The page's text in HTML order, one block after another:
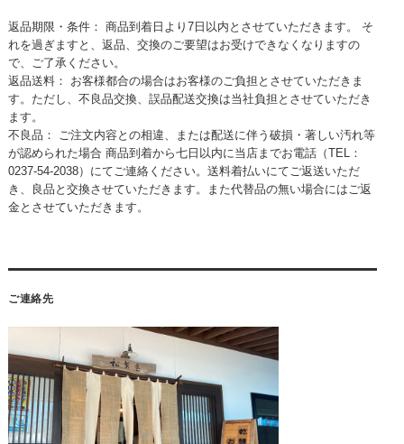
返品期限・条件： 商品到着日より7日以内とさせていただきます。 そ
れを過ぎますと、返品、交換のご要望はお受けできなくなりますの
で、ご了承ください。
返品送料： お客様都合の場合はお客様のご負担とさせていただきま
す。ただし、不良品交換、誤品配送交換は当社負担とさせていただき
ます。
不良品： ご注文内容との相違、または配送に伴う破損・著しい汚れ等
が認められた場合 商品到着から七日以内に当店までお電話（TEL：
0237-54-2038）にてご連絡ください。送料着払いにてご返送いただ
き、良品と交換させていただきます。また代替品の無い場合にはご返
金とさせていただきます。
ご連絡先